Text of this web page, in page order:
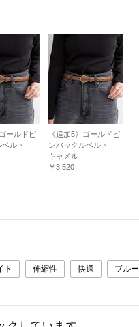
ールドピ
ルト
《追加5》ゴールドピ
ンバックルベルト
キャメル
￥3,520
ト 伸縮性 快適 ブルー